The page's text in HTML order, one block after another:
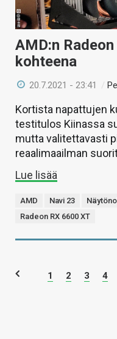
AMD:n
kohteena
20.7.2021 - 23:41 /
Kortista napattujen
testitulos Kiinassa
mutta valitettavasti
reaalimaailman
Lue lisää
AMD Navi 23
Radeon RX 6600 XT
1 2 3 4